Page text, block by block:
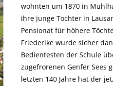
wohnten um 1870 in
ihre junge Tochter in
Pensionat für höhere
Friederike wurde sicher
Bedientesten der Schule
zugefrorenen Genfer Sees
letzten 140 Jahre hat der